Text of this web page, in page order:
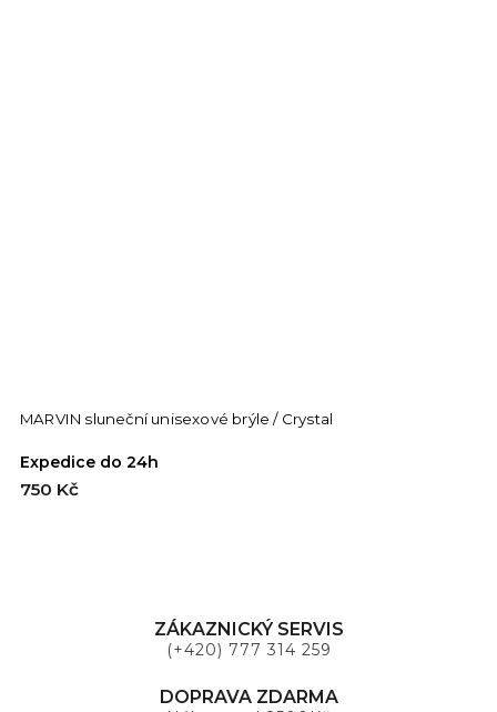
MARVIN sluneční unisexové brýle / Crystal
Expedice do 24h
750 Kč
ZÁKAZNICKÝ SERVIS
(+420) 777 314 259
DOPRAVA ZDARMA